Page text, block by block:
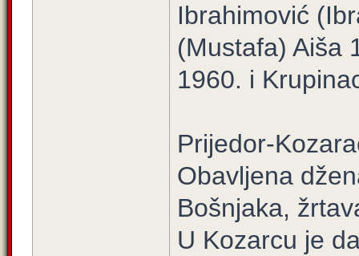
Ibrahimović
(Mustafa) Aiša
1960. i
Prijedor-
Obavljena
Bošnjaka,
U Kozarcu je